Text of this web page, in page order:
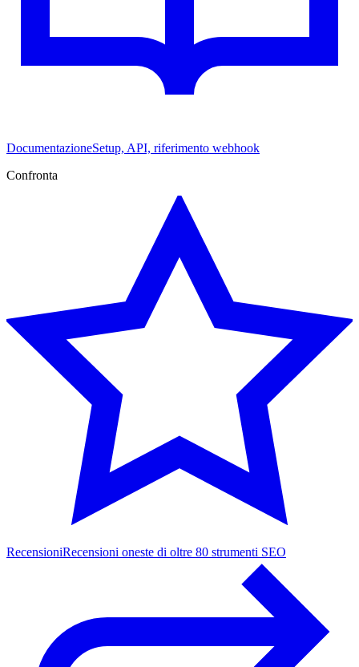
DocumentazioneSetup, API, riferimento webhook
Confronta
RecensioniRecensioni oneste di oltre 80 strumenti SEO